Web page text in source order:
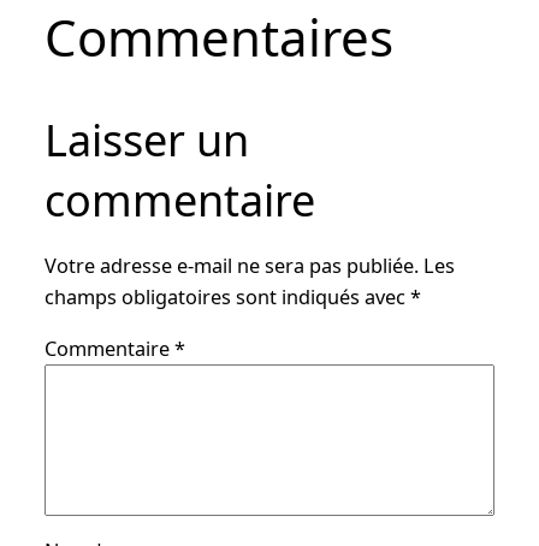
Commentaires
Laisser un
commentaire
Votre adresse e-mail ne sera pas publiée. Les
champs obligatoires sont indiqués avec*
Commentaire*